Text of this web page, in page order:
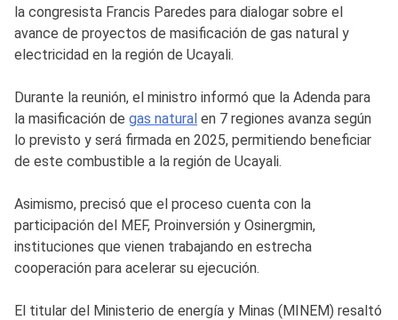
la congresista Francis Paredes para dialogar sobre el
avance de proyectos de masificación de gas natural y
electricidad en la región de Ucayali.
Durante la reunión, el ministro informó que la Adenda para
la masificación de gas natural en 7 regiones avanza según
lo previsto y será firmada en 2025, permitiendo beneficiar
de este combustible a la región de Ucayali.
Asimismo, precisó que el proceso cuenta con la
participación del MEF, Proinversión y Osinergmin,
instituciones que vienen trabajando en estrecha
cooperación para acelerar su ejecución.
El titular del Ministerio de energía y Minas (MINEM) resaltó